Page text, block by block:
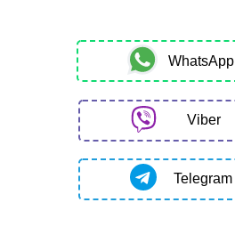
Telegram
WhatsApp
Viber